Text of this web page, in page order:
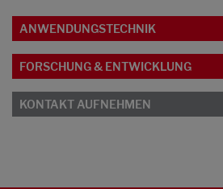
ANWENDUNGSTECHNIK
FORSCHUNG & ENTWICKLUNG
KONTAKT AUFNEHMEN